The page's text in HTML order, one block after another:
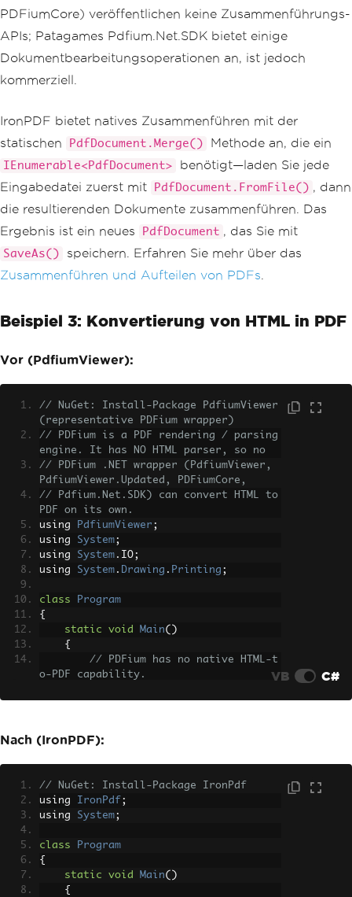
=> PdfDocument .FromFile ( path)).
var merged = PdfDocument. Merge
( docs );
successfully"
}
}
PDFiumCore) veröffentlichen keine Zusammenführungs-
APIs; Patagames Pdfium.Net.SDK bietet einige
Dokumentbearbeitungsoperationen an, ist jedoch
kommerziell.
IronPDF bietet natives Zusammenführen mit der
statischen
PdfDocument.Merge() Methode an, die ein
IEnumerable<PdfDocument>
benötigt—laden Sie jede
Eingabedatei zuerst mit
PdfDocument.FromFile() , dann
die resultierenden Dokumente zusammenführen. Das
Ergebnis ist ein neues
PdfDocument , das Sie mit
SaveAs()
speichern. Erfahren Sie mehr über das
Zusammenführen und Aufteilen von PDFs
Beispiel 3: Konvertierung von HTML in PDF
Vor (PdfiumViewer):
// NuGet: Install-Package PdfiumViewer
(representative PDFium wrapper)
// PDFium is a PDF rendering / parsing
engine. It has NO HTML parser, so no
// PDFium .NET wrapper (PdfiumViewer,
PdfiumViewer.Updated, PDFiumCore,
// Pdfium.Net.SDK) can convert HTML to
PDF on its own.
using
PdfiumViewer ;
using System;
using System . IO;
using System . Drawing . Printing ;
class
Program
{
static
void Main()
{
// PDFium has no native HTML-t
o-PDF capability.
// IronPDF, etc.) and then loa
d it with PdfDocument.Load(...) for re
ndering.
string
htmlContent
"<h1>Hell
o World</h1>"
Console
conversion is not supported by PDFiu
m."
VB C#
Nach (IronPDF):
// NuGet: Install-Package IronPdf
using IronPdf ;
using System;
class
Program
{
static
void Main()
{